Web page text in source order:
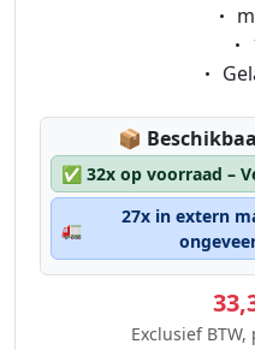
📦
✅ 32x op voorraad –
🚛
27x in extern
Exclusief